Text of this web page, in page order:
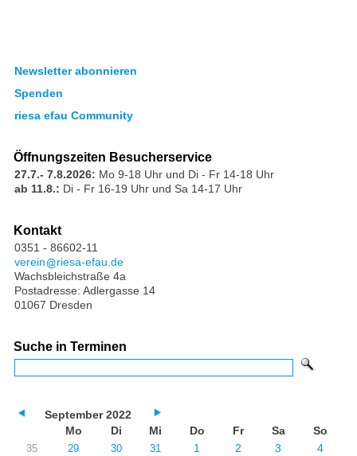
Newsletter abonnieren
Spenden
riesa efau Community
Öffnungszeiten Besucherservice
27.7.- 7.8.2026: Mo 9-18 Uhr und Di - Fr 14-18 Uhr
ab 11.8.: Di - Fr 16-19 Uhr und Sa 14-17 Uhr
Kontakt
0351 - 86602-11
verein
riesa-efau.de
Wachsbleichstraße 4a
Postadresse: Adlergasse 14
01067 Dresden
Suche in Terminen
September 2022
Mo
Di Mi Do Fr Sa So
35 29 30 31 1 2 3 4